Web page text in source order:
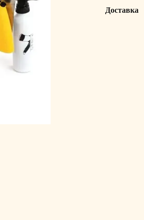
Доставка